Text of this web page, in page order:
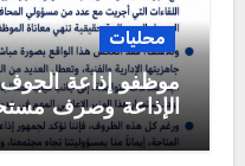
محليات
موظفو إذاعة الجوف
الإذاعة وصرف